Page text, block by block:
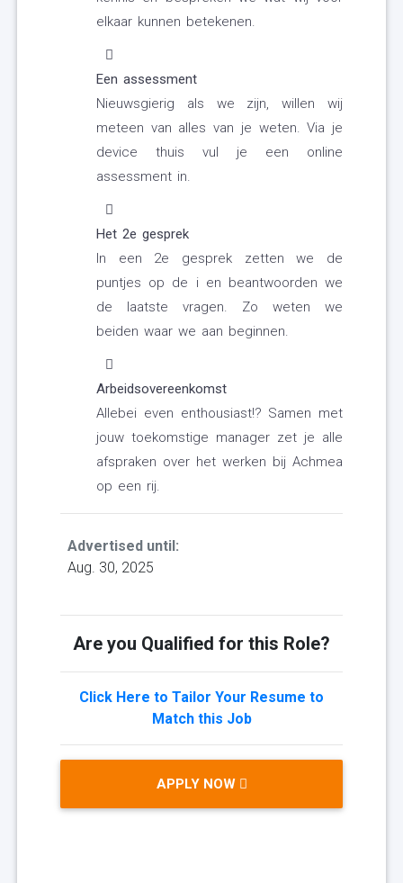
elkaar kunnen betekenen.
Een assessment
Nieuwsgierig als we zijn, willen wij
meteen van alles van je weten. Via je
device thuis vul je een online
assessment in.
Het 2e gesprek
In een 2e gesprek zetten we de
puntjes op de i en beantwoorden we
de laatste vragen. Zo weten we
beiden waar we aan beginnen.
Arbeidsovereenkomst
Allebei even enthousiast!? Samen met
jouw toekomstige manager zet je alle
afspraken over het werken bij Achmea
op een rij.
Advertised until:
Aug. 30, 2025
Are you Qualified for this Role?
Click Here to Tailor Your Resume to
Match this Job
APPLY NOW